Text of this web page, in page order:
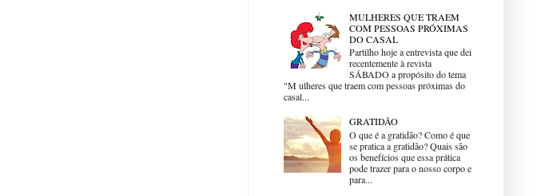
MULHERES QUE TRAEM
COM PESSOAS PRÓXIMAS
DO CASAL
Partilho hoje a entrevista que dei
recentemente à revista
SÁBADO a propósito do tema
"M ulheres que traem com pessoas próximas do
casal...
GRATIDÃO
O que é a gratidão? Como é que
se pratica a gratidão? Quais são
os benefícios que essa prática
pode trazer para o nosso corpo e
para...